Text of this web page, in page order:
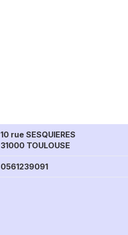
10 rue SESQUIERES
31000 TOULOUSE
0561239091